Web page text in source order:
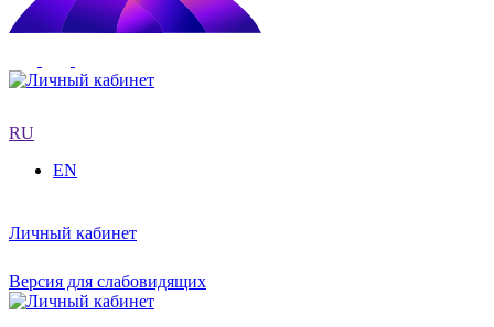
RU
EN
Личный кабинет
Версия для слабовидящих